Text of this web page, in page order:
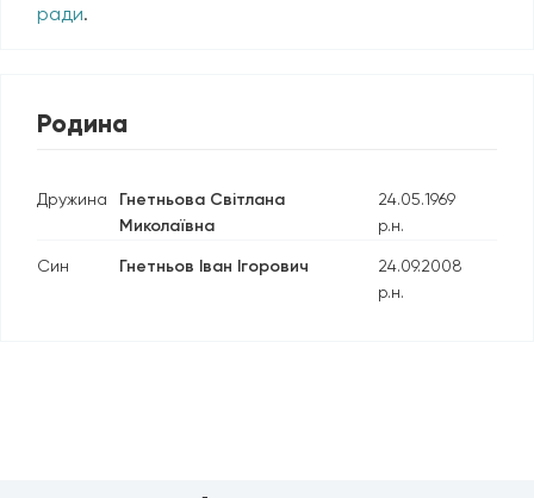
ради.
Родина
Дружина
Гнетньова Світлана
Миколаївна
24.05.1969
р.н.
Син Гнетньов Іван Ігорович
24.09.2008
р.н.